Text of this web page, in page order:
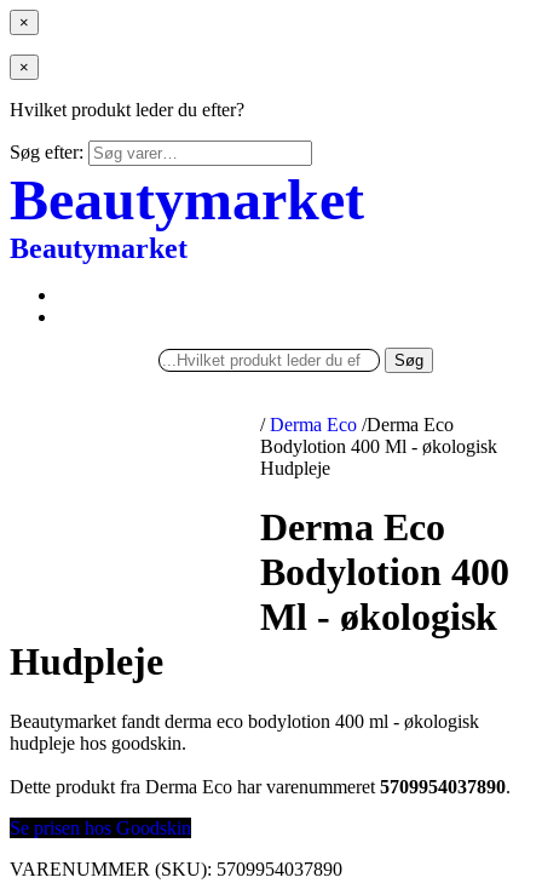
×
×
Hvilket produkt leder du efter?
Søg efter:
Beautymarket
Beautymarket
Søg
/ Derma Eco /Derma Eco
Bodylotion 400 Ml - økologisk
Hudpleje
Derma Eco
Bodylotion 400
Ml - økologisk
Hudpleje
Beautymarket fandt derma eco bodylotion 400 ml - økologisk
hudpleje hos goodskin.
Dette produkt fra Derma Eco har varenummeret 5709954037890.
Se prisen hos Goodskin
VARENUMMER (SKU): 5709954037890